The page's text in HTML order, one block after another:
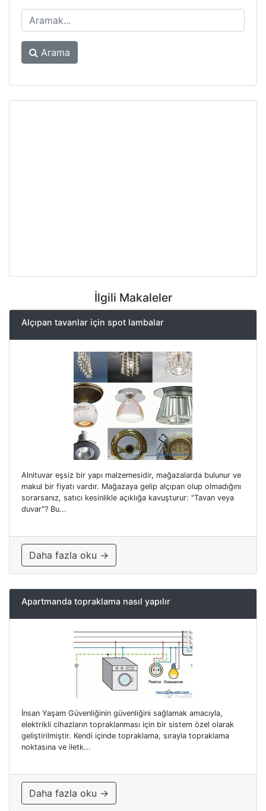
Arama
İlgili Makaleler
Alçıpan tavanlar için spot lambalar
Alnituvar eşsiz bir yapı malzemesidir, mağazalarda bulunur ve
makul bir fiyatı vardır. Mağazaya gelip alçıpan olup olmadığını
sorarsanız, satıcı kesinlikle açıklığa kavuşturur: "Tavan veya
duvar"? Bu...
Daha fazla oku →
Apartmanda topraklama nasıl yapılır
İnsan Yaşam Güvenliğinin güvenliğini sağlamak amacıyla,
elektrikli cihazların topraklanması için bir sistem özel olarak
geliştirilmiştir. Kendi içinde topraklama, sırayla topraklama
noktasına ve iletk...
Daha fazla oku →